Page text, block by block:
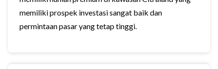
memiliki prospek investasi sangat baik dan
permintaan pasar yang tetap tinggi.